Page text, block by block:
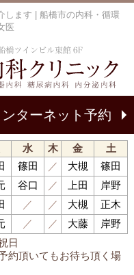
します | 船橋市の内科・循環
医
ンターネット予約
日
約頂いてもお待ち頂く場
水 木 金
土
篠田 ／ 大槻
篠田
谷口 ／ 上田
岸野
／ ／ 大槻
正木
／ ／ 大藤 岸野